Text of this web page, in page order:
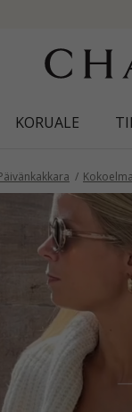
NEW
KORUALE
Kokoelma